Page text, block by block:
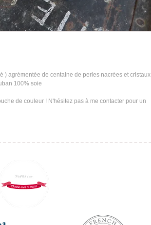
) agrémentée de centaine de perles nacrées et cristaux
100% soie
de couleur ! N'hésitez pas à me contacter pour un